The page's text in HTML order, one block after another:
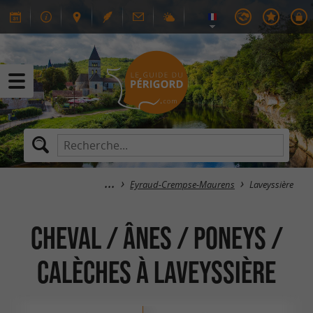
Eyraud-Crempse-Maurens Laveyssière
Cheval / Ânes / Poneys /
Calèches à Laveyssière